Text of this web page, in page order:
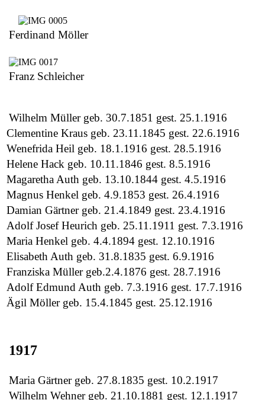
Ferdinand Möller
Franz Schleicher
Wilhelm Müller geb. 30.7.1851 gest. 25.1.1916
Clementine Kraus geb. 23.11.1845 gest. 22.6.1916
Wenefrida Heil geb. 18.1.1916 gest. 28.5.1916
Helene Hack geb. 10.11.1846 gest. 8.5.1916
Magaretha Auth geb. 13.10.1844 gest. 4.5.1916
Magnus Henkel geb. 4.9.1853 gest. 26.4.1916
Damian Gärtner geb. 21.4.1849 gest. 23.4.1916
Adolf Josef Heurich geb. 25.11.1911 gest. 7.3.1916
Maria Henkel geb. 4.4.1894 gest. 12.10.1916
Elisabeth Auth geb. 31.8.1835 gest. 6.9.1916
Franziska Müller geb.2.4.1876 gest. 28.7.1916
Adolf Edmund Auth geb. 7.3.1916 gest. 17.7.1916
Ägil Möller geb. 15.4.1845 gest. 25.12.1916
1917
Maria Gärtner geb. 27.8.1835 gest. 10.2.1917
Wilhelm Wehner geb. 21.10.1881 gest. 12.1.1917